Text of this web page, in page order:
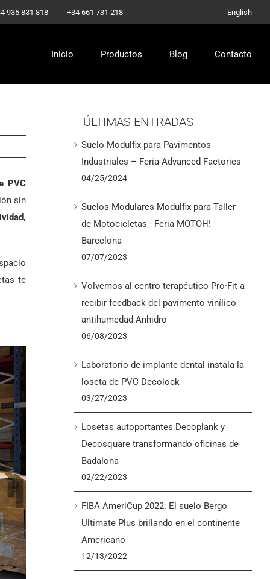
935 831 818 +34 661 731 218 English
Inicio Productos Blog Contacto
PVC
sin
te
ÚLTIMAS ENTRADAS
Suelo Modulfix para Pavimentos
Industriales – Feria Advanced Factories
04/25/2024
Suelos Modulares Modulfix para Taller
de Motocicletas - Feria MOTOH!
Barcelona
07/07/2023
Volvemos al centro terapéutico Pro·Fit a
recibir feedback del pavimento vinílico
antihumedad Anhidro
06/08/2023
Laboratorio de implante dental instala la
loseta de PVC Decolock
03/27/2023
Losetas autoportantes Decoplank y
Decosquare transformando oficinas de
Badalona
02/22/2023
FIBA AmeriCup 2022: El suelo Bergo
Ultimate Plus brillando en el continente
Americano
12/13/2022